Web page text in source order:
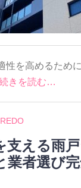
性を高めるため
きを読む…
支える雨
業者選び